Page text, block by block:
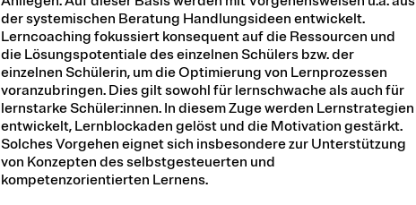
der systemischen Beratung Handlungsideen entwickelt.
Lerncoaching fokussiert konsequent auf die Ressourcen und
die Lösungspotentiale des einzelnen Schülers bzw. der
einzelnen Schülerin, um die Optimierung von Lernprozessen
voranzubringen. Dies gilt sowohl für lernschwache als auch für
lernstarke Schüler:innen. In diesem Zuge werden Lernstrategien
entwickelt, Lernblockaden gelöst und die Motivation gestärkt.
Solches Vorgehen eignet sich insbesondere zur Unterstützung
von Konzepten des selbstgesteuerten und
kompetenzorientierten Lernens.